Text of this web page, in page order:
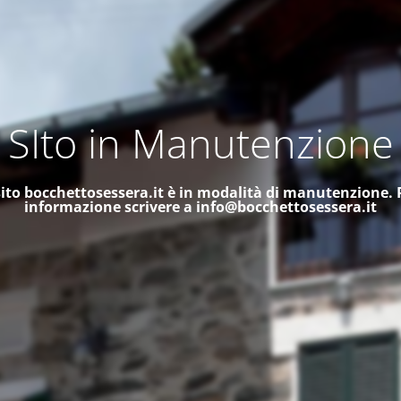
SIto in Manutenzione
bocchettosessera.it è in modalità di manutenzione.
informazione scrivere a info@bocchettosessera.it